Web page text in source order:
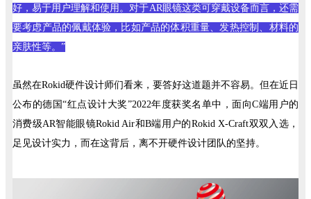
好，易于用户理解和使用。对于AR眼镜这类可穿戴设备而言，还需
要考虑产品的佩戴体验，比如产品的体积重量、发热控制、材料的
亲肤性等。”
虽然在Rokid硬件设计师们看来，要答好这道题并不容易。但在近日
公布的德国“红点设计大奖”2022年度获奖名单中，面向C端用户的
消费级AR智能眼镜Rokid Air和B端用户的Rokid X-Craft双双入选，
足见设计实力，而在这背后，离不开硬件设计团队的坚持。